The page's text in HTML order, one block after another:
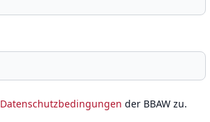
Datenschutzbedingungen der BBAW zu.